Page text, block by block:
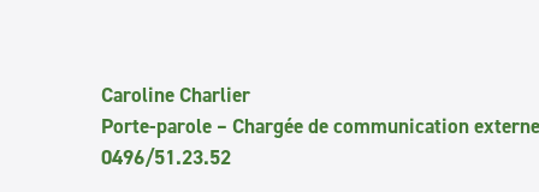
Caroline Charlier
Porte-parole – Chargée de communication externe
0496/51.23.52